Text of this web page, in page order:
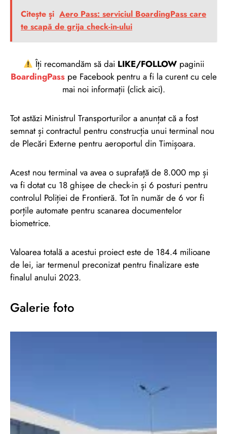
Citește și Aero Pass: serviciul BoardingPass care
te scapă de grija check-in-ului
Îți recomandăm să dai LIKE/FOLLOWpaginii
BoardingPasspe Facebook pentru a fi la curent cu cele
mai noi informații (click aici).
Tot astăzi Ministrul Transporturilor a anunțat că a fost
semnat și contractul pentru construcția unui terminal nou
de Plecări Externe pentru aeroportul din Timișoara.
Acest nou terminal va avea o suprafață de 8.000 mp și
va fi dotat cu 18 ghișee de check-in și 6 posturi pentru
controlul Poliției de Frontieră. Tot în număr de 6 vor fi
porțile automate pentru scanarea documentelor
biometrice.
Valoarea totală a acestui proiect este de 184.4 milioane
de lei, iar termenul preconizat pentru finalizare este
finalul anului 2023.
Galerie foto